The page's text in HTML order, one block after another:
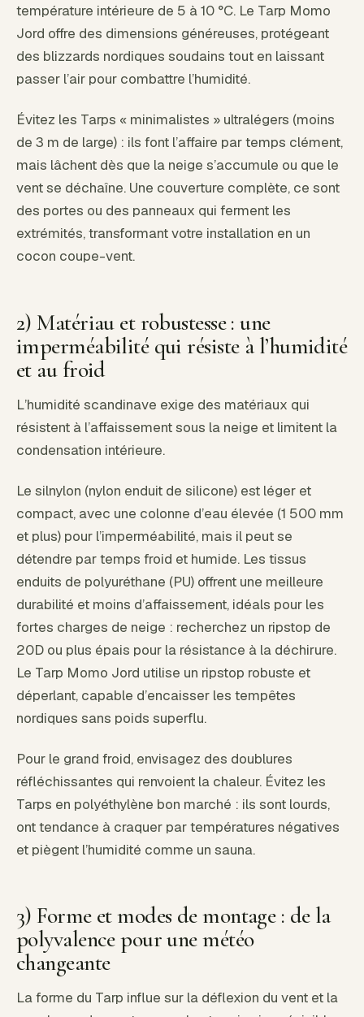
température intérieure de 5 à 10 °C. Le Tarp Momo
Jord offre des dimensions généreuses, protégeant
des blizzards nordiques soudains tout en laissant
passer l’air pour combattre l’humidité.
Évitez les Tarps « minimalistes » ultralégers (moins
de 3 m de large) : ils font l’affaire par temps clément,
mais lâchent dès que la neige s’accumule ou que le
vent se déchaîne. Une couverture complète, ce sont
des portes ou des panneaux qui ferment les
extrémités, transformant votre installation en un
cocon coupe-vent.
2) Matériau et robustesse : une
imperméabilité qui résiste à l’humidité
et au froid
L’humidité scandinave exige des matériaux qui
résistent à l’affaissement sous la neige et limitent la
condensation intérieure.
Le silnylon (nylon enduit de silicone) est léger et
compact, avec une colonne d’eau élevée (1 500 mm
et plus) pour l’imperméabilité, mais il peut se
détendre par temps froid et humide. Les tissus
enduits de polyuréthane (PU) offrent une meilleure
durabilité et moins d’affaissement, idéals pour les
fortes charges de neige : recherchez un ripstop de
20D ou plus épais pour la résistance à la déchirure.
Le Tarp Momo Jord utilise un ripstop robuste et
déperlant, capable d’encaisser les tempêtes
nordiques sans poids superflu.
Pour le grand froid, envisagez des doublures
réfléchissantes qui renvoient la chaleur. Évitez les
Tarps en polyéthylène bon marché : ils sont lourds,
ont tendance à craquer par températures négatives
et piègent l’humidité comme un sauna.
3) Forme et modes de montage : de la
polyvalence pour une météo
changeante
La forme du Tarp influe sur la déflexion du vent et la